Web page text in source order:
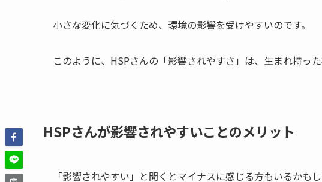
小さな変化に気づくため、環境の影響を受けやすいのです。
このように、HSPさんの「影響されやすさ」は、生まれ持っ
HSPさんが影響されやすいことのメリット
「影響されやすい」と聞くとマイナスに感じる方もいるかも